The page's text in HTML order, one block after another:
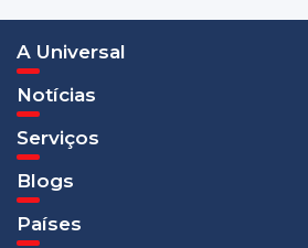
A Universal
Notícias
Serviços
Blogs
Países